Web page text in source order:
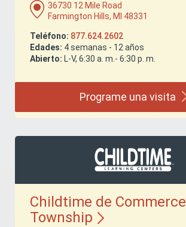
36730 12 Mile Road
Farmington Hills, MI 48331
Teléfono: 877.624.2602
Edades: 4 semanas - 12 años
Abierto: L-V, 6:30 a. m.- 6:30 p. m.
Programe una visita
Childtime de Commerce
Township